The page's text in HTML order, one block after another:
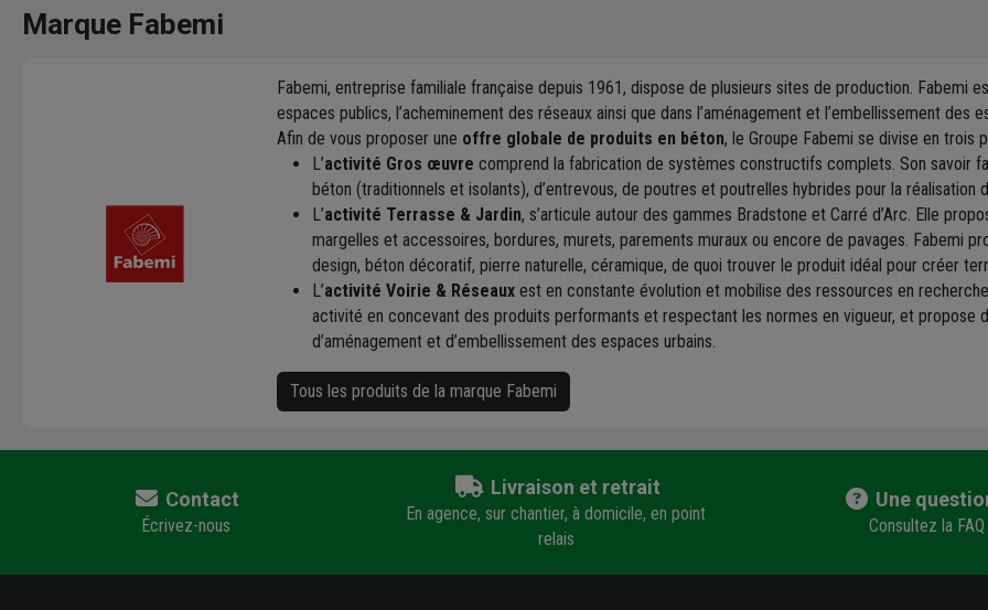
Marque Fabemi
Fabemi, entreprise familiale française depuis 1961, dispose de plusieurs sites de production. Fabemi
espaces publics, l’acheminement des réseaux ainsi que dans l’aménagement et l’embellissement des
Afin de vous proposer une offre globale de produits en béton, le Groupe Fabemi se divise en trois
L’activité Gros œuvre comprend la fabrication de systèmes constructifs complets. Son savoir
béton (traditionnels et isolants), d’entrevous, de poutres et poutrelles hybrides pour la réalisation
L’activité Terrasse & Jardin, s’articule autour des gammes Bradstone et Carré d’Arc. Elle
margelles et accessoires, bordures, murets, parements muraux ou encore de pavages. Fabemi
design, béton décoratif, pierre naturelle, céramique, de quoi trouver le produit idéal pour créer
L’activité Voirie & Réseaux est en constante évolution et mobilise des ressources en
activité en concevant des produits performants et respectant les normes en vigueur, et
d’aménagement et d’embellissement des espaces urbains.
Tous les produits de la marque Fabemi
Contact
Écrivez-nous
Livraison et retrait
En agence, sur chantier, à domicile, en point
relais
Une
Consultez la FAQ